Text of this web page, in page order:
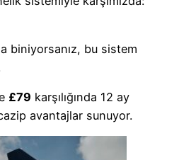
biniyorsanız, bu sistem
£79 karşılığında 12 ay
avantajlar sunuyor.